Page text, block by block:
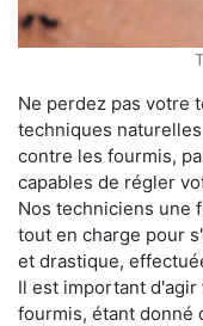
Ne perdez pas votre
techniques
contre les fourmis,
capables de régler
Nos techniciens une
tout en charge pour
et drastique,
Il est important
fourmis, étant donné